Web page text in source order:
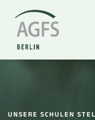
Inhalt
springen
UNSERE SCHULEN